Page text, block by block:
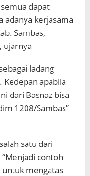
dapat
adanya kerjasama
Sambas,
ujarnya
ladang
Kedepan apabila
dari Basnaz bisa
1208/Sambas”
satu dari
contoh
mengatasi